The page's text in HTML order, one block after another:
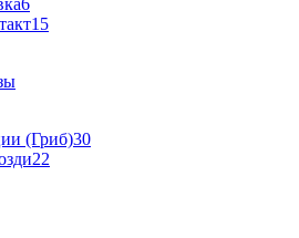
6
15
(Гриб)30
22